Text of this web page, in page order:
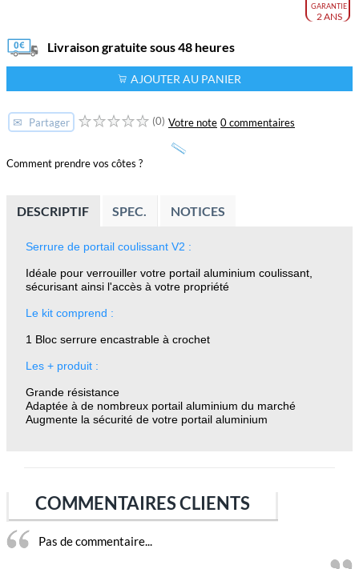
GARANTIE
2 ANS
Livraison gratuite sous 48 heures
AJOUTER AU PANIER
✉ Partager (0) Votre note 0 commentaires
Comment prendre vos côtes ?
DESCRIPTIF SPEC. NOTICES
Serrure de portail coulissant V2 :
Idéale pour verrouiller votre portail aluminium coulissant,
sécurisant ainsi l'accès à votre propriété
Le kit comprend :
1 Bloc serrure encastrable à crochet
Les + produit :
Grande résistance
Adaptée à de nombreux portail aluminium du marché
Augmente la sécurité de votre portail aluminium
COMMENTAIRES CLIENTS
Pas de commentaire...